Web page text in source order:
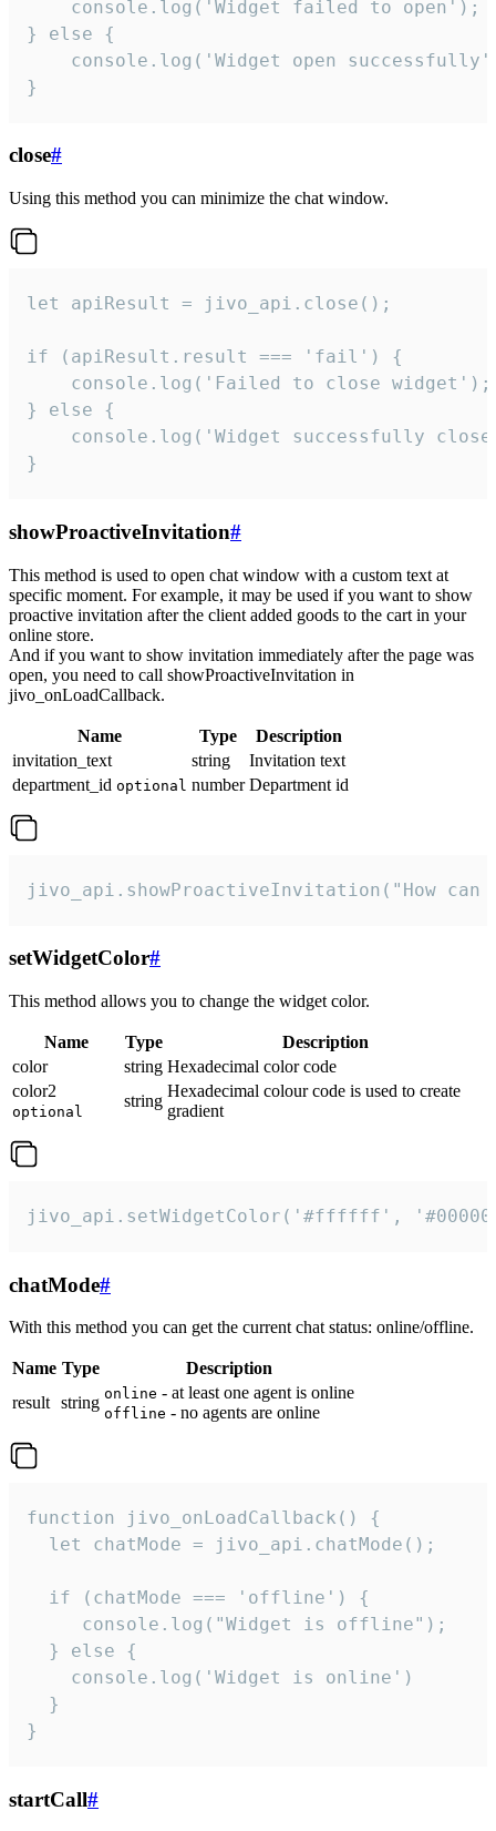
    console.log('Widget failed to open');
} else {
console.log('Widget open
}
close#
Using this method you can minimize the chat window.
let apiResult = jivo_api.close();
if (apiResult.result === 'fail') {
    console.log('Failed to close widget');
} else {
console.log('Widget successfully
}
showProactiveInvitation#
This method is used to open chat window with a custom text at
specific moment. For example, it may be used if you want to show
proactive invitation after the client added goods to the cart in your
online store.
And if you want to show invitation immediately after the page was
open, you need to call showProactiveInvitation in
jivo_onLoadCallback.
Name Type
Description
invitation_text
string
Invitation text
department_id optional number Department id
jivo_api.showProactiveInvitation("How
setWidgetColor#
This method allows you to change the widget color.
Name Type
Description
color
string Hexadecimal color code
color2
optional
string
Hexadecimal colour code is used to create
gradient
jivo_api.setWidgetColor('#ffffff',
chatMode#
With this method you can get the current chat status: online/offline.
Name Type
Description
result string online - at least one agent is online
offline - no agents are online
function jivo_onLoadCallback() {
  let chatMode = jivo_api.chatMode();
  if (chatMode === 'offline') {
     console.log("Widget is offline");
  } else {
    console.log('Widget is online')
  }
}
startCall#